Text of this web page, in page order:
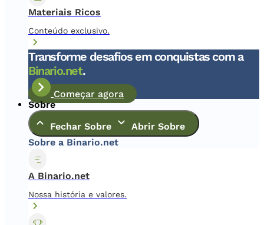
Materiais Ricos
Conteúdo exclusivo.
Transforme desafios em conquistas com a
Binario.net.
Começar agora
Sobre
Fechar Sobre
Abrir Sobre
Sobre a Binario.net
A Binario.net
Nossa história e valores.